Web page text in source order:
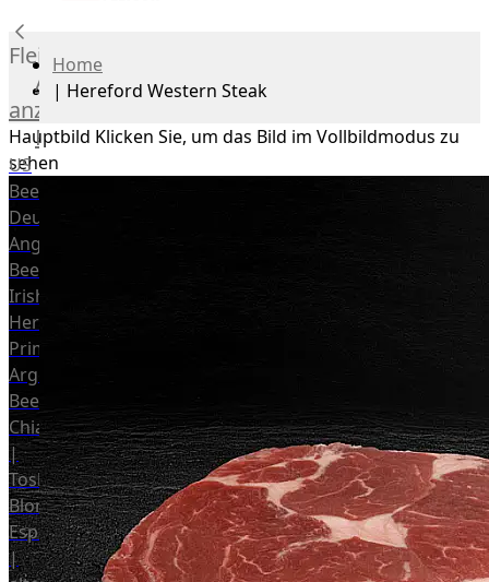
Fleisch
Alle
anzeigen
Rind
US
Beef
Deutsches
Angus
Beef
Irish
Hereford
Prime
Argentina
Beef
Chianina
|
Toskana
Blonda
Espanola
|
Home
| Hereford Western Steak
Hauptbild Klicken Sie, um das Bild im Vollbildmodus zu
sehen